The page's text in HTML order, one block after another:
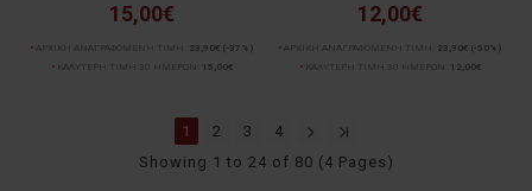
15,00€
ΑΡΧΙΚΗ ΑΝΑΓΡΑΦΟΜΕΝΗ ΤΙΜΗ: 23,90€ (-37%)
ΚΑΛΥΤΕΡΗ ΤΙΜΗ 30 ΗΜΕΡΩΝ:
15,00€
12,00€
ΑΡΧΙΚΗ ΑΝΑΓΡΑΦΟΜΕΝΗ ΤΙΜΗ: 23,90€ (-50%)
ΚΑΛΥΤΕΡΗ ΤΙΜΗ 30 ΗΜΕΡΩΝ:
12,00€
1 2 3
4
Showing 1 to 24 of 80 (4 Pages)